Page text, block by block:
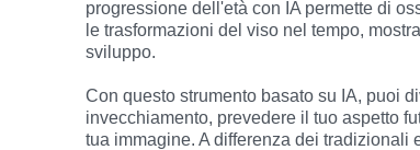
progressione dell'età con IA permette di
le trasformazioni del viso nel tempo,
sviluppo.
Con questo strumento basato su IA, puoi
invecchiamento, prevedere il tuo aspetto
tua immagine. A differenza dei tradizionali